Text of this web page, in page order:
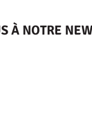
À NOTRE